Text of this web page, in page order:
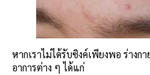
หากเราไม่ได้รับซิงค์เพียงพอ ร่าง
อาการต่าง ๆ ได้แก่